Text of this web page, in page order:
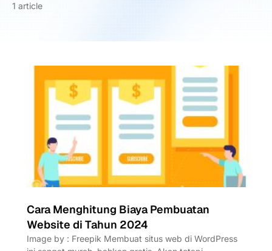
1 article
Cara Menghitung Biaya Pembuatan
Website di Tahun 2024
Image by : Freepik Membuat situs web di WordPress